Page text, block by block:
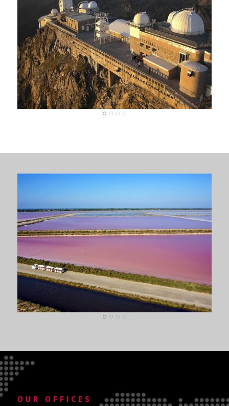
OUR OFFICES